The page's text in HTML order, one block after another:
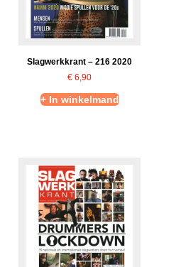
Slagwerkkrant – 216 2020
€ 6,90
+ In winkelmand